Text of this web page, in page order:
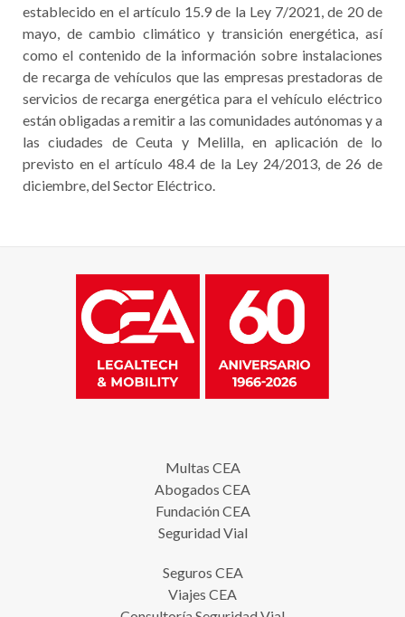
establecido en el artículo 15.9 de la Ley 7/2021, de 20 de
mayo, de cambio climático y transición energética, así
como el contenido de la información sobre instalaciones
de recarga de vehículos que las empresas prestadoras de
servicios de recarga energética para el vehículo eléctrico
están obligadas a remitir a las comunidades autónomas y a
las ciudades de Ceuta y Melilla, en aplicación de lo
previsto en el artículo 48.4 de la Ley 24/2013, de 26 de
diciembre, del Sector Eléctrico.
Multas CEA
Abogados CEA
Fundación CEA
Seguridad Vial
Seguros CEA
Viajes CEA